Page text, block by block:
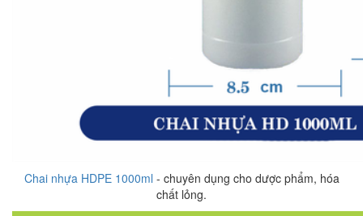
Chai nhựa HDPE 1000ml - chuyên dụng cho dược phẩm, hóa
chất lỏng.